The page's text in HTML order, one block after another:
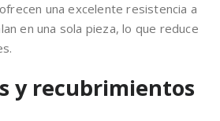
una excelente resistencia a
en una sola pieza, lo que reduce
y recubrimientos